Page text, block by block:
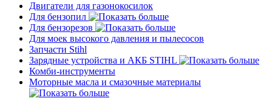
Двигатели для газонокосилок
Для бензопил
Для бензорезов
Для моек высокого давления и пылесосов
Запчасти Stihl
Зарядные устройства и АКБ STIHL
Комби-инструменты
Моторные масла и смазочные материалы